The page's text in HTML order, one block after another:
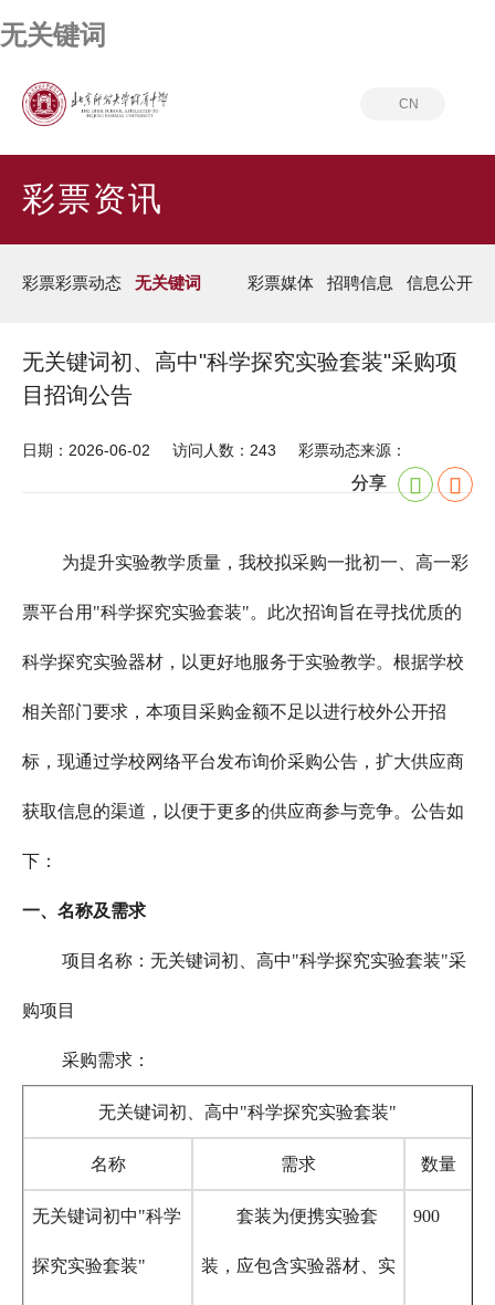
无关键词
CN
彩票资讯
彩票彩票动态 无关键词 彩票媒体 招聘信息 信息公开
无关键词初、高中"科学探究实验套装"采购项
目招询公告
日期：2026-06-02 访问人数：243 彩票动态来源：
分享
为提升实验教学质量，我校拟采购一批初一、高一彩
票平台用"科学探究实验套装"。此次招询旨在寻找优质的
科学探究实验器材，以更好地服务于实验教学。根据学校
相关部门要求，本项目采购金额不足以进行校外公开招
标，现通过学校网络平台发布询价采购公告，扩大供应商
获取信息的渠道，以便于更多的供应商参与竞争。公告如
下：
一、 名称及需求
项目名称：无关键词初、高中"科学探究实验套装"采
购项目
采购需求：
无关键词初、高中"科学探究实验套装"
名称 需求 数量
无关键词初中"科学
探究实验套装"
套装为便携实验套
装，应包含实验器材、实
900